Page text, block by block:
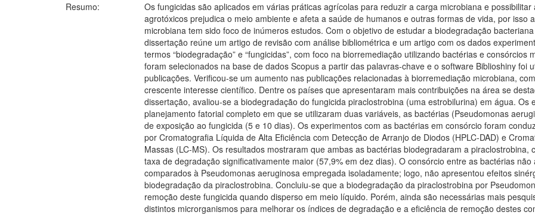
Resumo:
Os fungicidas são aplicados em várias práticas agrícolas para reduzir a carga microbiana e
agrotóxicos prejudica o meio ambiente e afeta a saúde de humanos e outras formas de vida, por isso
microbiana tem sido foco de inúmeros estudos. Com o objetivo de estudar a biodegradação
dissertação reúne um artigo de revisão com análise bibliométrica e um artigo com os dados
termos “biodegradação” e “fungicidas”, com foco na biorremediação utilizando bactérias e
foram selecionados na base de dados Scopus a partir das palavras-chave e o software Biblioshiny foi
publicações. Verificou-se um aumento nas publicações relacionadas à biorremediação microbiana,
crescente interesse científico. Dentre os países que apresentaram mais contribuições na área se
dissertação, avaliou-se a biodegradação do fungicida piraclostrobina (uma estrobilurina) em água.
planejamento fatorial completo em que se utilizaram duas variáveis, as bactérias (Pseudomonas
de exposição ao fungicida (5 e 10 dias). Os experimentos com as bactérias em consórcio foram
por Cromatografia Líquida de Alta Eficiência com Detecção de Arranjo de Diodos (HPLC-DAD) e
Massas (LC-MS). Os resultados mostraram que ambas as bactérias biodegradaram a
taxa de degradação significativamente maior (57,9% em dez dias). O consórcio entre as bactérias
comparados à Pseudomonas aeruginosa empregada isoladamente; logo, não apresentou efeitos
biodegradação da piraclostrobina. Concluiu-se que a biodegradação da piraclostrobina por
remoção deste fungicida quando disperso em meio líquido. Porém, ainda são necessárias mais
distintos microrganismos para melhorar os índices de degradação e a eficiência de remoção destes